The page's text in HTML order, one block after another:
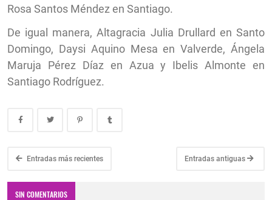
Rosa Santos Méndez en Santiago.
De igual manera, Altagracia Julia Drullard en Santo
Domingo, Daysi Aquino Mesa en Valverde, Ángela
Maruja Pérez Díaz en Azua y Ibelis Almonte en
Santiago Rodríguez.
Entradas más recientes Entradas antiguas
SIN COMENTARIOS